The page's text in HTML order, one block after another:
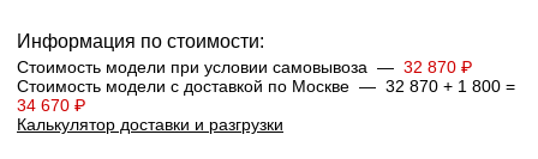
Информация по стоимости:
Стоимость модели при условии самовывоза — 32 870 ₽
Стоимость модели с доставкой по Москве — 32 870 + 1 800 =
34 670 ₽
Калькулятор доставки и разгрузки